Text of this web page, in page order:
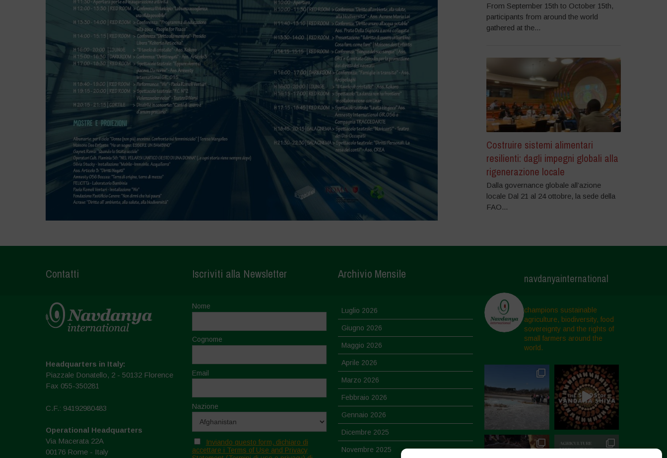
From September 15th to October 15th,
participants from around the world
gathered at the...
Costruire sistemi alimentari
resilienti: dagli impegni globali alla
rigenerazione locale
Dalla governance globale all’azione
locale Dal 21 al 24 ottobre, la sede della
FAO...
Contatti
Headquarters in Italy:
Piazzale Donatello, 2 - 50132 Florence
Fax 055-350281
C.F.: 94192980483
Operational Headquarters
Via Macerata 22A
00176 Rome - Italy
Iscriviti alla Newsletter
Nome
Cognome
Email
Nazione
Inviando questo form, dichiaro di
accettare i Terms of Use and Privacy
Archivio Mensile
Luglio 2026
Giugno 2026
Maggio 2026
Aprile 2026
Marzo 2026
Febbraio 2026
Gennaio 2026
Dicembre 2025
Novembre 2025
navdanyainternational
champions sustainable
agriculture, biodiversity, food
sovereignty and the rights of
small farmers around the
world.